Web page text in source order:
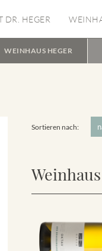
DR. HEGER
WEINHAUS HEGER
Sortieren nach: